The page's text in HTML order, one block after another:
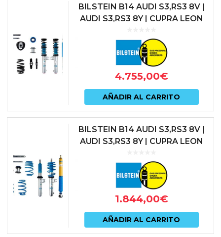
elegir
en
la
BILSTEIN B14 AUDI S3,RS3 8V |
AUDI S3,RS3 8Y | CUPRA LEON
SKODA OCTAVIA NX RS | VO...
4.755,00€
AÑADIR AL CARRITO
BILSTEIN B14 AUDI S3,RS3 8V |
AUDI S3,RS3 8Y | CUPRA LEON
SKODA OCTAVIA NX RS | VO...
1.844,00€
AÑADIR AL CARRITO